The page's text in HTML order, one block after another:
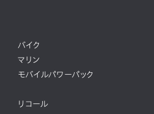
バイク
マリン
モバイルパワーパック
リコール